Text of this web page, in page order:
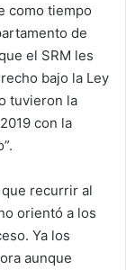
como tiempo
de
el SRM les
bajo la Ley
tuvieron la
con la
que recurrir al
orientó a los
Ya los
aunque